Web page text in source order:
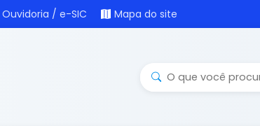
Ouvidoria / e-SIC Mapa do site